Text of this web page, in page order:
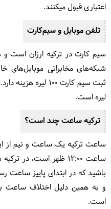
اعتباری قبول می‎کنند.
تلفن موبایل و سیم‌کارت
سیم کارت در ترکیه ارزان است و
شبکه‌های مخابراتی
لیره است.
ترکیه ساعت چند است؟
ساعت ترکیه یک ساعت و نیم از
باشید که در ابتدای پاییز
است.